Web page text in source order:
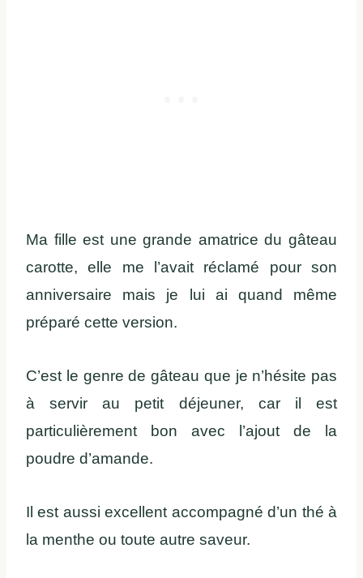
Ma fille est une grande amatrice du gâteau
carotte, elle me l’avait réclamé pour son
anniversaire mais je lui ai quand même
préparé cette version.
C’est le genre de gâteau que je n’hésite pas
à servir au petit déjeuner, car il est
particulièrement bon avec l’ajout de la
poudre d’amande.
Il est aussi excellent accompagné d’un thé à
la menthe ou toute autre saveur.